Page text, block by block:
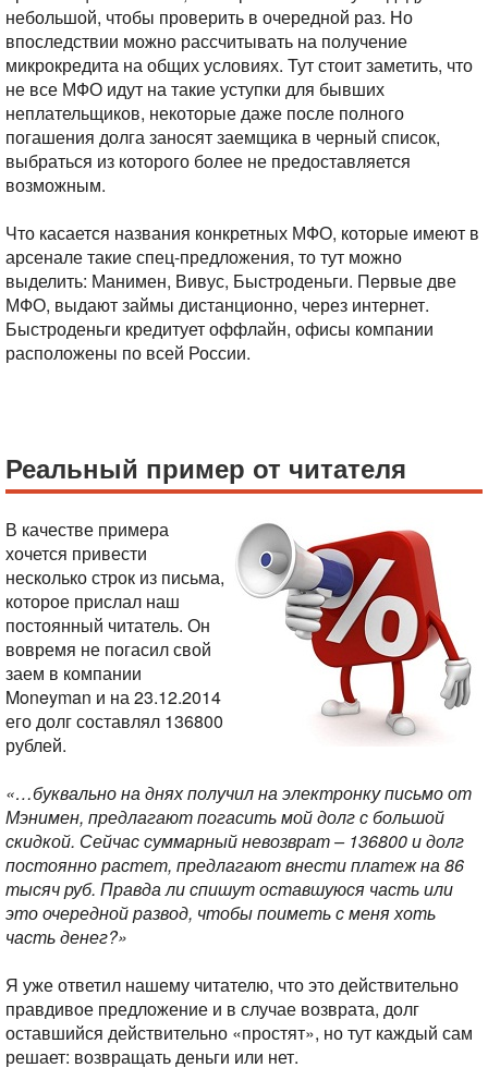
небольшой, чтобы проверить в очередной раз. Но
впоследствии можно рассчитывать на получение
микрокредита на общих условиях. Тут стоит заметить, что
не все МФО идут на такие уступки для бывших
неплательщиков, некоторые даже после полного
погашения долга заносят заемщика в черный список,
выбраться из которого более не предоставляется
возможным.
Что касается названия конкретных МФО, которые имеют в
арсенале такие спец-предложения, то тут можно
выделить: Манимен, Вивус, Быстроденьги. Первые две
МФО, выдают займы дистанционно, через интернет.
Быстроденьги кредитует оффлайн, офисы компании
расположены по всей России.
Реальный пример от читателя
В качестве примера
хочется привести
несколько строк из письма,
которое прислал наш
постоянный читатель. Он
вовремя не погасил свой
заем в компании
Moneyman и на 23.12.2014
его долг составлял 136800
рублей.
«…буквально на днях получил на электронку письмо от
Мэнимен, предлагают погасить мой долг с большой
скидкой. Сейчас суммарный невозврат – 136800 и долг
постоянно растет, предлагают внести платеж на 86
тысяч руб. Правда ли спишут оставшуюся часть или
это очередной развод, чтобы поиметь с меня хоть
часть денег?»
Я уже ответил нашему читателю, что это действительно
правдивое предложение и в случае возврата, долг
оставшийся действительно «простят», но тут каждый сам
решает: возвращать деньги или нет.